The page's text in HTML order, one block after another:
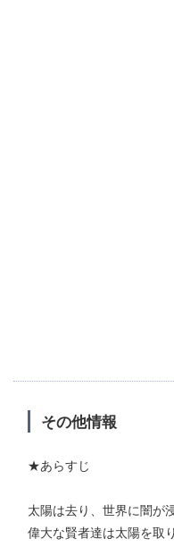
その他情報
★あらすじ
太陽は去り、世界に闇が
偉大な賢者達は太陽を取